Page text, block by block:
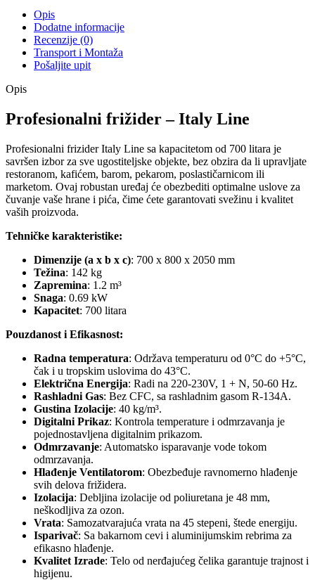
Opis
Dodatne informacije
Recenzije (0)
Transport i Montaža
Pošaljite upit
Opis
Profesionalni frižider – Italy Line
Profesionalni frizider Italy Line sa kapacitetom od 700 litara je
savršen izbor za sve ugostiteljske objekte, bez obzira da li upravljate
restoranom, kafićem, barom, pekarom, poslastičarnicom ili
marketom. Ovaj robustan uređaj će obezbediti optimalne uslove za
čuvanje vaše hrane i pića, čime ćete garantovati svežinu i kvalitet
vaših proizvoda.
Tehničke karakteristike:
Dimenzije (a x b x c): 700 x 800 x 2050 mm
Težina: 142 kg
Zapremina: 1.2 m³
Snaga: 0.69 kW
Kapacitet: 700 litara
Pouzdanost i Efikasnost:
Radna temperatura: Održava temperaturu od 0°C do +5°C,
čak i u tropskim uslovima do 43°C.
Električna Energija: Radi na 220-230V, 1 + N, 50-60 Hz.
Rashladni Gas: Bez CFC, sa rashladnim gasom R-134A.
Gustina Izolacije: 40 kg/m³.
Digitalni Prikaz: Kontrola temperature i odmrzavanja je
pojednostavljena digitalnim prikazom.
Odmrzavanje: Automatsko isparavanje vode tokom
odmrzavanja.
Hlađenje Ventilatorom: Obezbeđuje ravnomerno hlađenje
svih delova frižidera.
Izolacija: Debljina izolacije od poliuretana je 48 mm,
neškodljiva za ozon.
Vrata: Samozatvarajuća vrata na 45 stepeni, štede energiju.
Isparivač: Sa bakarnom cevi i aluminijumskim rebrima za
efikasno hlađenje.
Kvalitet Izrade: Telo od nerđajućeg čelika garantuje trajnost i
higijenu.